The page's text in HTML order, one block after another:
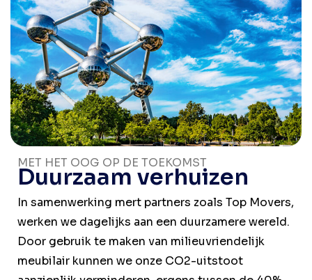
MET HET OOG OP DE TOEKOMST
Duurzaam verhuizen
In samenwerking mert partners zoals Top Movers,
werken we dagelijks aan een duurzamere wereld.
Door gebruik te maken van milieuvriendelijk
meubilair kunnen we onze CO2-uitstoot